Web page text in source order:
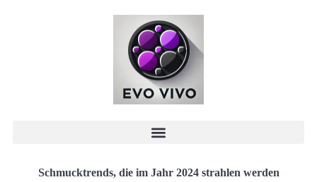
Schmucktrends, die im Jahr 2024 strahlen werden